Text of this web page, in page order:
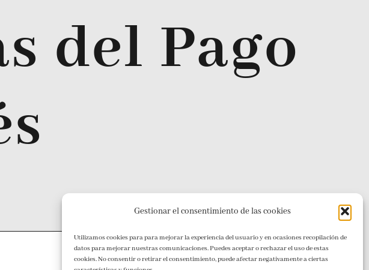
Gestionar el consentimiento de las cookies
Utilizamos cookies para para mejorar la experiencia del usuario y en ocasiones recopilación de
datos para mejorar nuestras comunicaciones. Puedes aceptar o rechazar el uso de estas
cookies. No consentir o retirar el consentimiento, puede afectar negativamente a ciertas
del Pago